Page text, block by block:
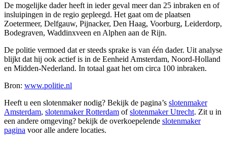
De mogelijke dader heeft in ieder geval meer dan 25 inbraken en of
insluipingen in de regio gepleegd. Het gaat om de plaatsen
Zoetermeer, Delfgauw, Pijnacker, Den Haag, Voorburg, Leiderdorp,
Bodegraven, Waddinxveen en Alphen aan de Rijn.
De politie vermoed dat er steeds sprake is van één dader. Uit analyse
blijkt dat hij ook actief is in de Eenheid Amsterdam, Noord-Holland
en Midden-Nederland. In totaal gaat het om circa 100 inbraken.
Bron: www.politie.nl
Heeft u een slotenmaker nodig? Bekijk de pagina’s slotenmaker
Amsterdam, slotenmaker Rotterdam ofslotenmaker Utrecht. Zit u in
een andere omgeving? bekijk de overkoepelende slotenmaker
pagina voor alle andere locaties.